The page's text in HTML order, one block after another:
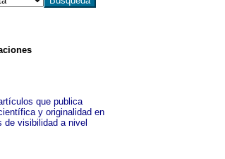
que publica
y originalidad en
visibilidad a nivel